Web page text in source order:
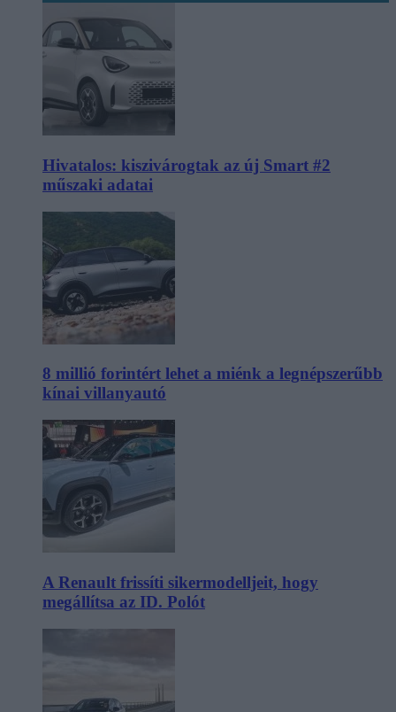
Hivatalos: kiszivárogtak az új Smart #2
műszaki adatai
8 millió forintért lehet a miénk a legnépszerűbb
kínai villanyautó
A Renault frissíti sikermodelljeit, hogy
megállítsa az ID. Polót